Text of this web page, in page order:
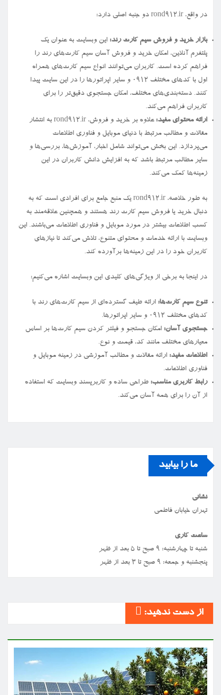
در واقع، rond912.ir دو جنبه اصلی دارد:
بازار خرید و فروش سیم کارت رند: این وبسایت به عنوان یک
پلتفرم آنلاین، امکان خرید و فروش آسان سیم کارت‌های رند را
فراهم کرده است. کاربران می‌توانند انواع سیم کارت‌های همراه
اول با کدهای مختلف ۰۹۱۲ و سایر اپراتورها را در این سایت پیدا
کنند. دسته‌بندی‌های مختلف، امکان جستجوی دقیق‌تر را برای
کاربران فراهم می‌کند.
ارائه محتوای مفید:
علاوه بر خرید و فروش، rond912.ir به انتشار
مقالات و مطالب مرتبط با دنیای موبایل و فناوری اطلاعات
می‌پردازد. این بخش می‌تواند شامل اخبار، آموزش‌ها، بررسی‌ها و
سایر مطالب مرتبط باشد که به افزایش دانش کاربران در این
زمینه‌ها کمک می‌کند.
به طور خلاصه، rond912.ir یک منبع جامع برای افرادی است که به
دنبال خرید یا فروش سیم کارت رند هستند و همچنین علاقه‌مند به
کسب اطلاعات بیشتر در مورد موبایل و فناوری اطلاعات می‌باشند. این
وبسایت با ارائه خدمات و محتوای متنوع، تلاش می‌کند تا نیازهای
کاربران خود را در این زمینه‌ها برآورده کند.
در اینجا به برخی از ویژگی‌های کلیدی این وبسایت اشاره می‌کنیم:
تنوع سیم کارت‌ها: ارائه طیف گسترده‌ای از سیم کارت‌های رند با
کدهای مختلف ۰۹۱۲ و سایر اپراتورها.
جستجوی آسان: امکان جستجو و فیلتر کردن سیم کارت‌ها بر اساس
معیارهای مختلف مانند کد، قیمت و نوع.
اطلاعات مفید: ارائه مقالات و مطالب آموزشی در زمینه موبایل و
فناوری اطلاعات.
رابط کاربری مناسب: طراحی ساده و کاربرپسند وبسایت که استفاده
از آن را برای همه آسان می‌کند.
ما را بیابید
نشانی
تهران خیابان فاطمی
ساعت کاری
شنبه تا چهارشنبه: ۹ صبح تا ۵ بعد از ظهر
پنجشنبه و جمعه: ۹ صبح تا ۳ بعد از ظهر
از دست ندهید: